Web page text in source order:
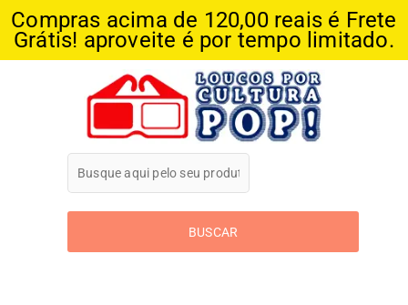
Compras acima de 120,00 reais é Frete
Grátis! aproveite é por tempo limitado.
Loucos Por
Cultura Pop